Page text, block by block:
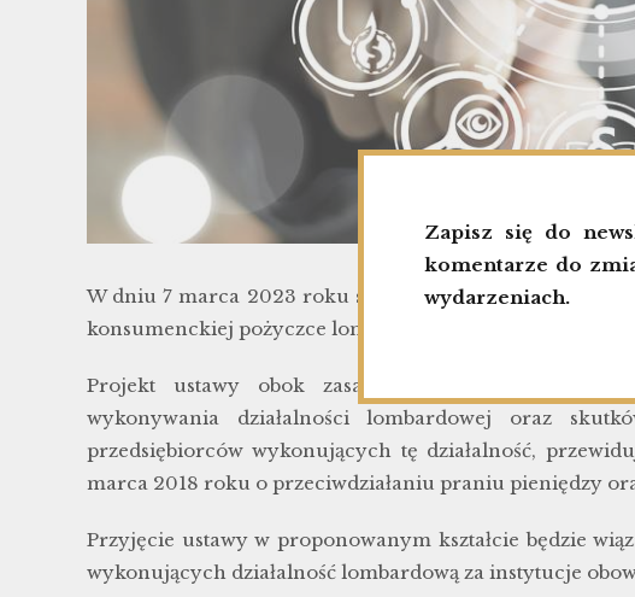
W dniu 7 marca 2023 roku skierowano do I czytania w
konsumenckiej pożyczce lombardowej.
Projekt ustawy obok zasad udzielania
wykonywania działalności lombardowej oraz
przedsiębiorców wykonujących tę działalność,
marca 2018 roku o przeciwdziałaniu praniu pieniędzy
Przyjęcie ustawy w proponowanym kształcie będzie
wykonujących działalność lombardową za instytucje
Zapisz się do
komentarze do
wydarzeniach.